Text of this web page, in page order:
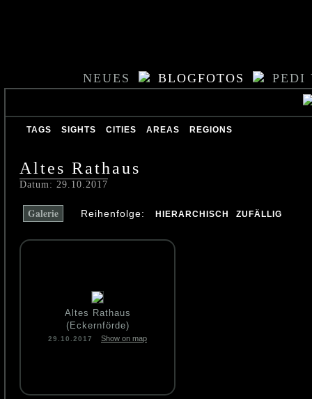
NEUES BLOGFOTOS PEDI
TAGS SIGHTS CITIES AREAS REGIONS
Altes Rathaus
Datum: 29.10.2017
Galerie Reihenfolge: HIERARCHISCH ZUFÄLLIG
Altes Rathaus
(Eckernförde)
29.10.2017 Show on map